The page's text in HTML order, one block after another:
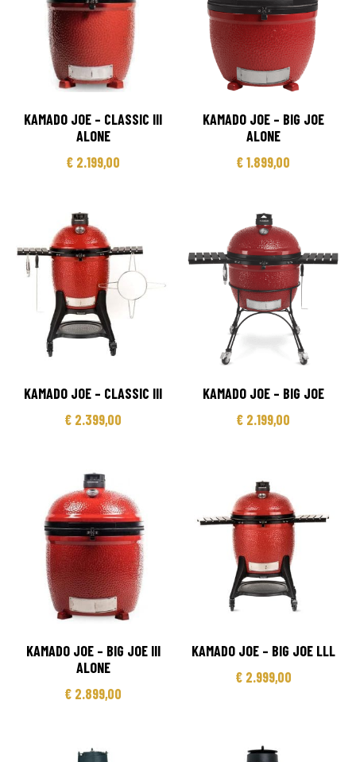
KAMADO JOE – CLASSIC III
ALONE
€ 2.199,00
KAMADO JOE – BIG JOE
ALONE
€1.899,00
KAMADO JOE – CLASSIC III
€ 2.399,00
KAMADO JOE – BIG JOE
€ 2.199,00
KAMADO JOE – BIG JOE III
ALONE
€ 2.899,00
KAMADO JOE – BIG JOE LLL
€2.999,00